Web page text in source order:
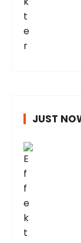
JUST